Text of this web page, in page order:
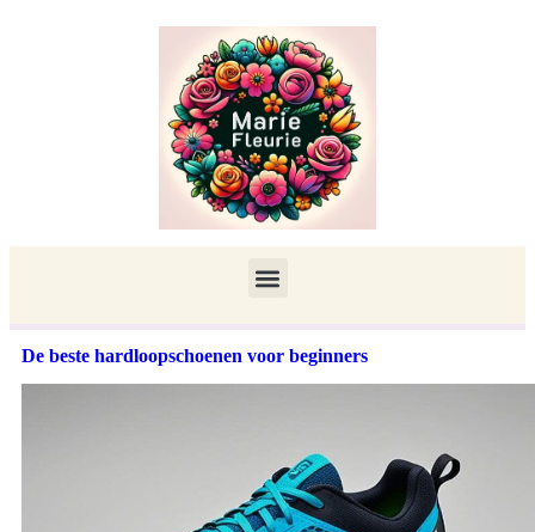
De beste hardloopschoenen voor beginners